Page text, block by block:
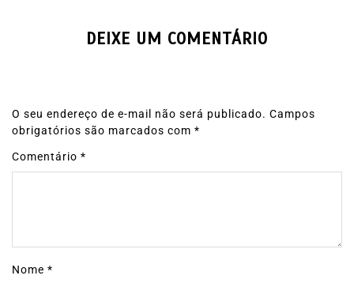
DEIXE UM COMENTÁRIO
O seu endereço de e-mail não será publicado. Campos
obrigatórios são marcados com *
Comentário *
Nome *